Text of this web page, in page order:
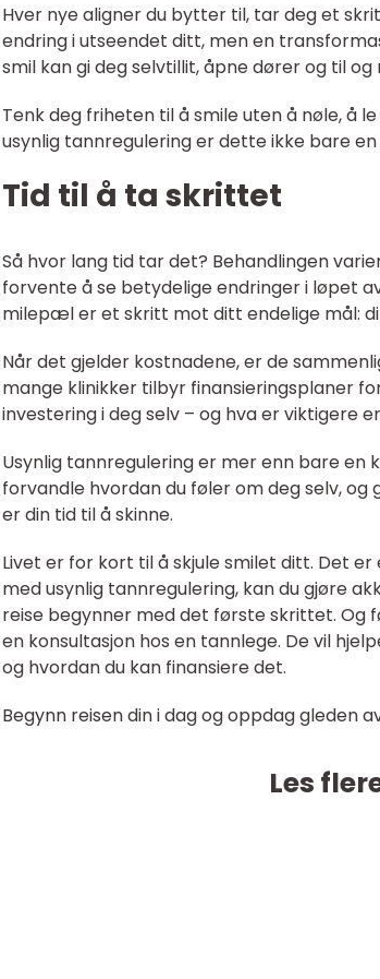
Hver nye aligner du bytter til, tar deg et
endring i utseendet ditt, men en
smil kan gi deg selvtillit, åpne dører og til
Tenk deg friheten til å smile uten å nøle, å
usynlig tannregulering er dette ikke bare
Tid til å ta skrittet
Så hvor lang tid tar det? Behandlingen
forvente å se betydelige endringer i løpet
milepæl er et skritt mot ditt endelige mål:
Når det gjelder kostnadene, er de
mange klinikker tilbyr finansieringsplaner
investering i deg selv – og hva er viktigere
Usynlig tannregulering er mer enn bare en
forvandle hvordan du føler om deg selv,
er din tid til å skinne.
Livet er for kort til å skjule smilet ditt. Det
med usynlig tannregulering, kan du gjøre
reise begynner med det første skrittet.
en konsultasjon hos en tannlege. De vil
og hvordan du kan finansiere det.
Begynn reisen din i dag og oppdag gleden
Les